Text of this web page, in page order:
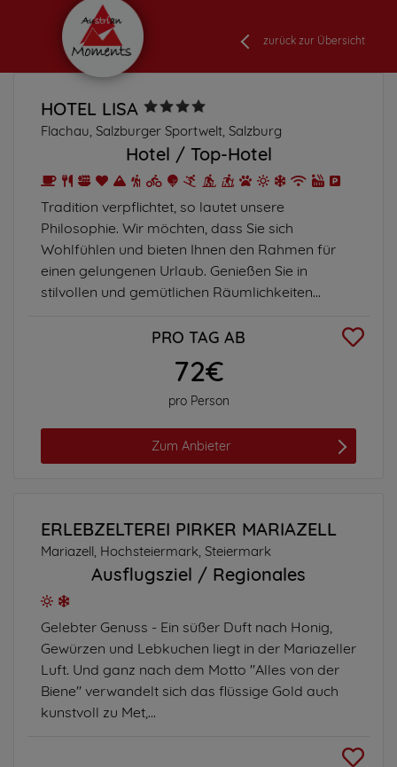
zurück zur Übersicht
HOTEL LISA
Flachau, Salzburger Sportwelt, Salzburg
Hotel Top-Hotel
Tradition verpflichtet, so lautet unsere
Philosophie. Wir möchten, dass Sie sich
Wohlfühlen und bieten Ihnen den Rahmen für
einen gelungenen Urlaub. Genießen Sie in
stilvollen und gemütlichen Räumlichkeiten...
PRO TAG AB
72€
pro Person
Zum Anbieter
ERLEBZELTEREI PIRKER MARIAZELL
Mariazell, Hochsteiermark, Steiermark
Ausflugsziel Regionales
Gelebter Genuss - Ein süßer Duft nach Honig,
Gewürzen und Lebkuchen liegt in der Mariazeller
Luft. Und ganz nach dem Motto "Alles von der
Biene" verwandelt sich das flüssige Gold auch
kunstvoll zu Met,...